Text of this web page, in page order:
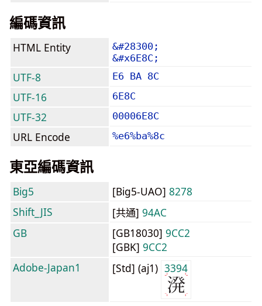
編碼資訊
HTML Entity
&#28300;
&#x6E8C;
UTF-8 E6 BA 8C
UTF-16 6E8C
UTF-32 00006E8C
URL Encode %e6%ba%8c
東亞編碼資訊
Big5 [Big5-UAO] 8278
Shift_JIS
[共通] 94AC
GB
[GB18030] 9CC2
[GBK] 9CC2
Adobe-Japan1
[Std] (aj1) 3394